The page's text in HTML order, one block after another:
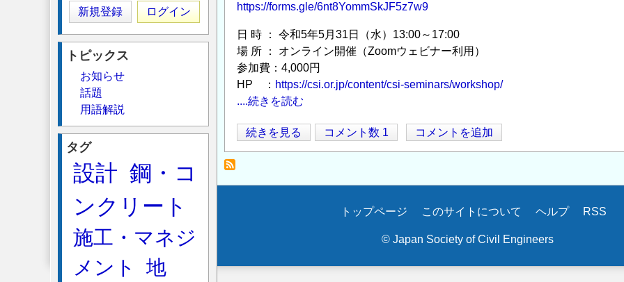
https://forms.gle/6nt8YommSkJF5z7w9
日 時 ： 令和5年5月31日（水）13:00～17:00
場 所 ： オンライン開催（Zoomウェビナー利用）
参加費：4,000円
HP ： https://csi.or.jp/content/csi-seminars/workshop/
....続きを読む
第
19
ジ
続きを見る コメント数 1 コメントを追加
新規登録 ログイン
トピックス
お知らせ
話題
用語解説
タグ
設計 鋼・コ
ンクリート
施工・マネジ
メント
地
Secondary
menu
トップページ このサイトについて ヘルプ RSS
© Japan Society of Civil Engineers